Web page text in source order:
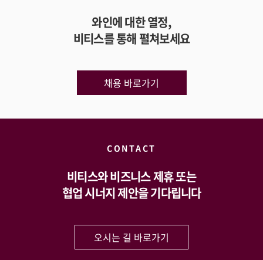
와인에 대한 열정,
비티스를 통해 펼쳐보세요
채용 바로가기
CONTACT
비티스와 비즈니스 제휴 또는
협업 시너지 제안을 기다립니다
오시는 길 바로가기